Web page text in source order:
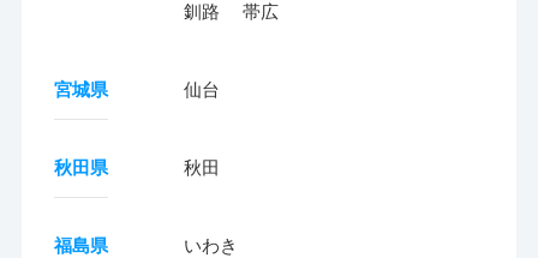
釧路 帯広
宮城県 仙台
秋田県 秋田
福島県 いわき